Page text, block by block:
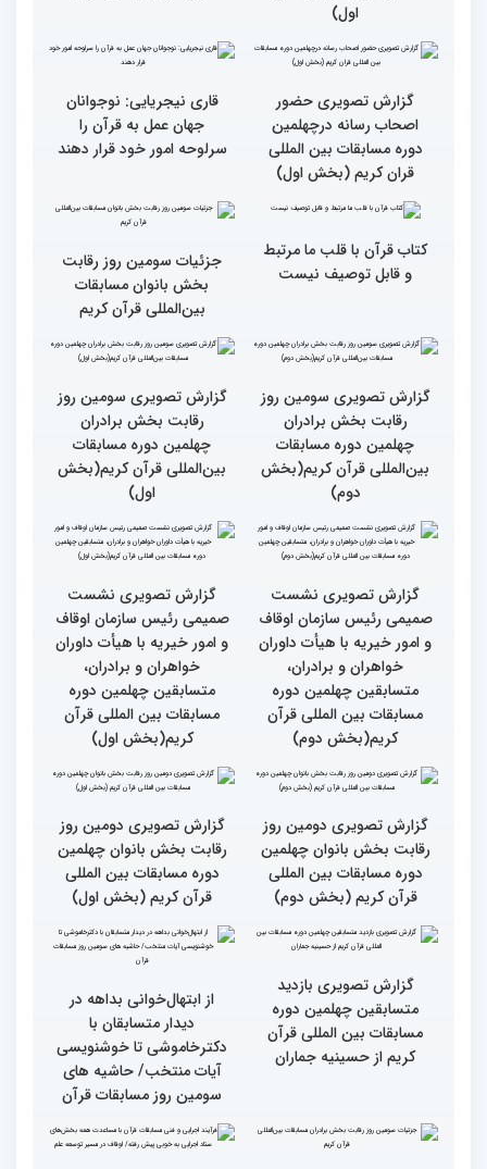
بخش برادران مسابقات
چهلمین دوره مسابقات بین
المللی قرآن کریم(بخش
گزارش تصویری حضور
پررنگ کودکان و نوجوانان در
چهلمین دوره مسابقات بین
المللی قرآن کریم(بخش
اول)
دوره مسابقات بین المللی
گزارش تصویری حضور
دوره مسابقات بین المللی
قران کریم (بخش اول)
قاری نیجریایی: نوجوانان
سرلوحه امور خود قرار دهند
کتاب قرآن با قلب ما مرتبط
و قابل توصیف نیست
جزئیات سومین روز رقابت
بخش بانوان مسابقات
بین‌المللی قرآن کریم
گزارش تصویری سومین روز
رقابت بخش برادران
چهلمین دوره مسابقات
بین‌المللی قرآن کریم(بخش
دوم)
گزارش تصویری سومین روز
رقابت بخش برادران
چهلمین دوره مسابقات
بین‌المللی قرآن کریم(بخش
اول)
گزارش تصویری نشست
صمیمی رئیس سازمان اوقاف
و امور خیریه با هیأت داوران
متسابقین چهلمین دوره
کریم(بخش دوم)
گزارش تصویری نشست
صمیمی رئیس سازمان اوقاف
و امور خیریه با هیأت داوران
متسابقین چهلمین دوره
مسابقات بین المللی قرآن
کریم(بخش اول)
دوره مسابقات بین المللی
قرآن کریم (بخش دوم)
گزارش تصویری دومین روز
رقابت بخش بانوان چهلمین
دوره مسابقات بین المللی
قرآن کریم (بخش اول)